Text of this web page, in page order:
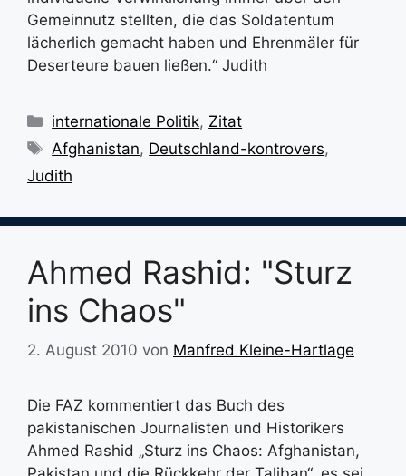
Gemeinnutz stellten, die das Soldatentum
lächerlich gemacht haben und Ehrenmäler für
Deserteure bauen ließen.“ Judith
Kategorien
internationale Politik, Zitat
Schlagwörter
Afghanistan, Deutschland-kontrovers,
Judith
Ahmed Rashid: "Sturz
ins Chaos"
2. August 2010 von Manfred Kleine-Hartlage
Die FAZ kommentiert das Buch des
pakistanischen Journalisten und Historikers
Ahmed Rashid „Sturz ins Chaos: Afghanistan,